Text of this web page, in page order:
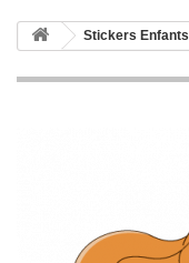
Stickers Enfants